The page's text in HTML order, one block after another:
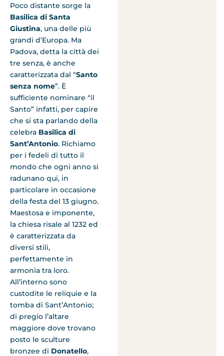
Poco distante sorge la
Basilica di Santa
Giustina, una delle più
grandi d’Europa. Ma
Padova, detta la città dei
tre senza, è anche
caratterizzata dal “Santo
senza nome”. È
sufficiente nominare “il
Santo” infatti, per capire
che si sta parlando della
celebra Basilica di
Sant’Antonio. Richiamo
per i fedeli di tutto il
mondo che ogni anno si
radunano qui, in
particolare in occasione
della festa del 13 giugno.
Maestosa e imponente,
la chiesa risale al 1232 ed
è caratterizzata da
diversi stili,
perfettamente in
armonia tra loro.
All’interno sono
custodite le reliquie e la
tomba di Sant’Antonio;
di pregio l’altare
maggiore dove trovano
posto le sculture
bronzee di Donatello,